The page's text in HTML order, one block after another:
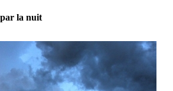
la nuit